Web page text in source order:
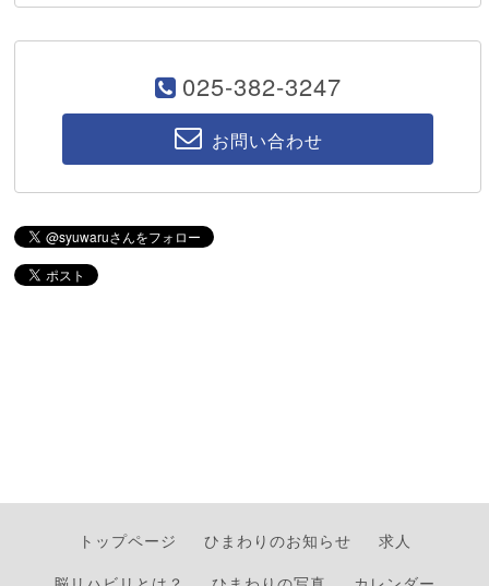
025-382-3247
お問い合わせ
トップページ ひまわりのお知らせ
求人